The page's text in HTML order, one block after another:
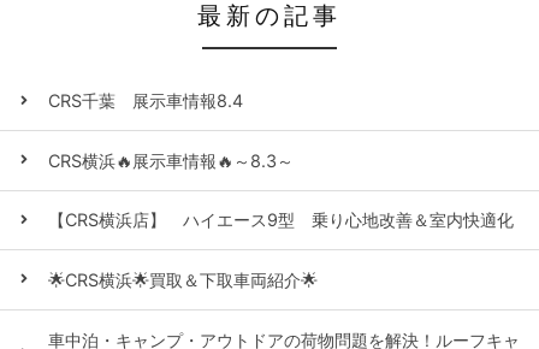
最新の記事
CRS千葉 展示車情報8.4
CRS横浜🔥展示車情報🔥～8.3～
【CRS横浜店】 ハイエース9型 乗り心地改善＆室内快適化
🌟CRS横浜🌟買取＆下取車両紹介🌟
車中泊・キャンプ・アウトドアの荷物問題を解決！ルーフキャ